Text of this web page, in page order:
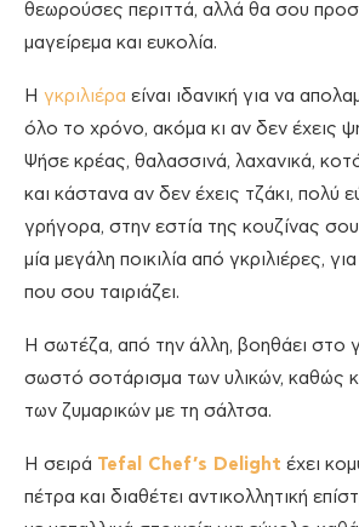
θεωρούσες περιττά, αλλά θα σου
μαγείρεμα και ευκολία.
Η γκριλιέρα είναι ιδανική για να
όλο το χρόνο, ακόμα κι αν δεν έχεις
Ψήσε κρέας, θαλασσινά, λαχανικά,
και κάστανα αν δεν έχεις τζάκι, πολύ
γρήγορα, στην εστία της κουζίνας
μία μεγάλη ποικιλία από γκριλιέρες,
που σου ταιριάζει.
Η σωτέζα, από την άλλη, βοηθάει στο
σωστό σοτάρισμα των υλικών, καθώς
των ζυμαρικών με τη σάλτσα.
Η σειρά Tefal Chef’s Delight έχει
πέτρα και διαθέτει αντικολλητική